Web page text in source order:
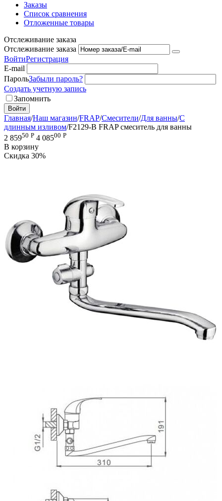
Заказы
Список сравнения
Отложенные товары
Отслеживание заказа
Отслеживание заказа
ВойтиРегистрация
E-mail
ПарольЗабыли пароль?
Создать учетную запись
Запомнить
Войти
Главная/Наш магазин/FRAP/Смесители/Для ванны/С
длинным изливом/F2129-B FRAP смеситель для ванны
2 85950 Р 4 08500 Р
В корзину
Скидка 30%